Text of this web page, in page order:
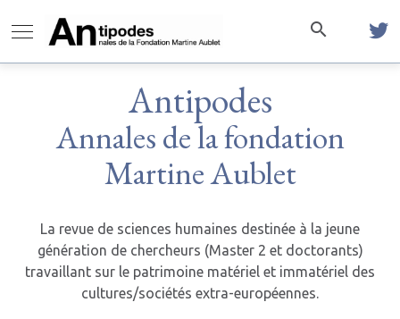
Antipodes
Annales de la fondation
Martine Aublet
La revue de sciences humaines destinée à la jeune
génération de chercheurs (Master 2 et doctorants)
travaillant sur le patrimoine matériel et immatériel des
cultures/sociétés extra-européennes.